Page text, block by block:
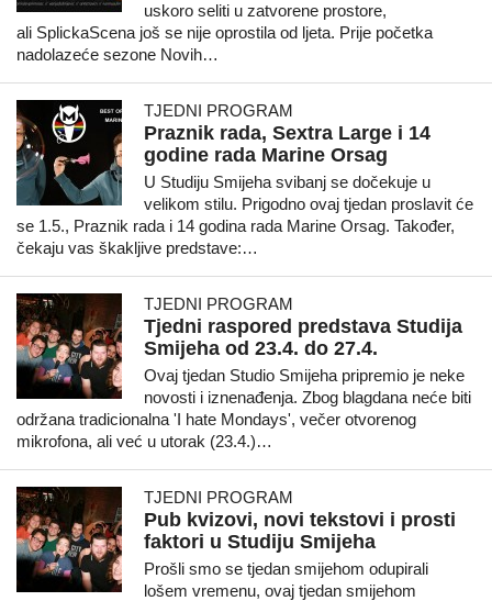
uskoro seliti u zatvorene prostore,
ali SplickaScena još se nije oprostila od ljeta. Prije početka
nadolazeće sezone Novih…
TJEDNI PROGRAM
Praznik rada, Sextra Large i 14
godine rada Marine Orsag
U Studiju Smijeha svibanj se dočekuje u
velikom stilu. Prigodno ovaj tjedan proslavit će
se 1.5., Praznik rada i 14 godina rada Marine Orsag. Također,
čekaju vas škakljive predstave:…
TJEDNI PROGRAM
Tjedni raspored predstava Studija
Smijeha od 23.4. do 27.4.
Ovaj tjedan Studio Smijeha pripremio je neke
novosti i iznenađenja. Zbog blagdana neće biti
održana tradicionalna 'I hate Mondays', večer otvorenog
mikrofona, ali već u utorak (23.4.)…
TJEDNI PROGRAM
Pub kvizovi, novi tekstovi i prosti
faktori u Studiju Smijeha
Prošli smo se tjedan smijehom odupirali
lošem vremenu, ovaj tjedan smijehom